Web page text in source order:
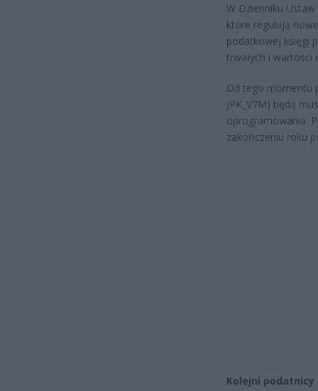
W Dzienniku
które regulują
podatkowej księgi
trwałych i wartości
Od tego momentu
JPK_V7M) będą
oprogramowania.
zakończeniu roku
Kolejni podatnicy